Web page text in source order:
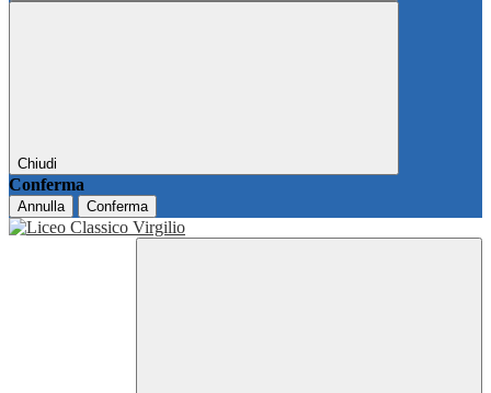
Chiudi
Conferma
Annulla Conferma